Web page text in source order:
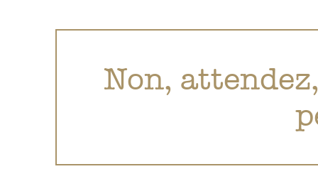
Non,